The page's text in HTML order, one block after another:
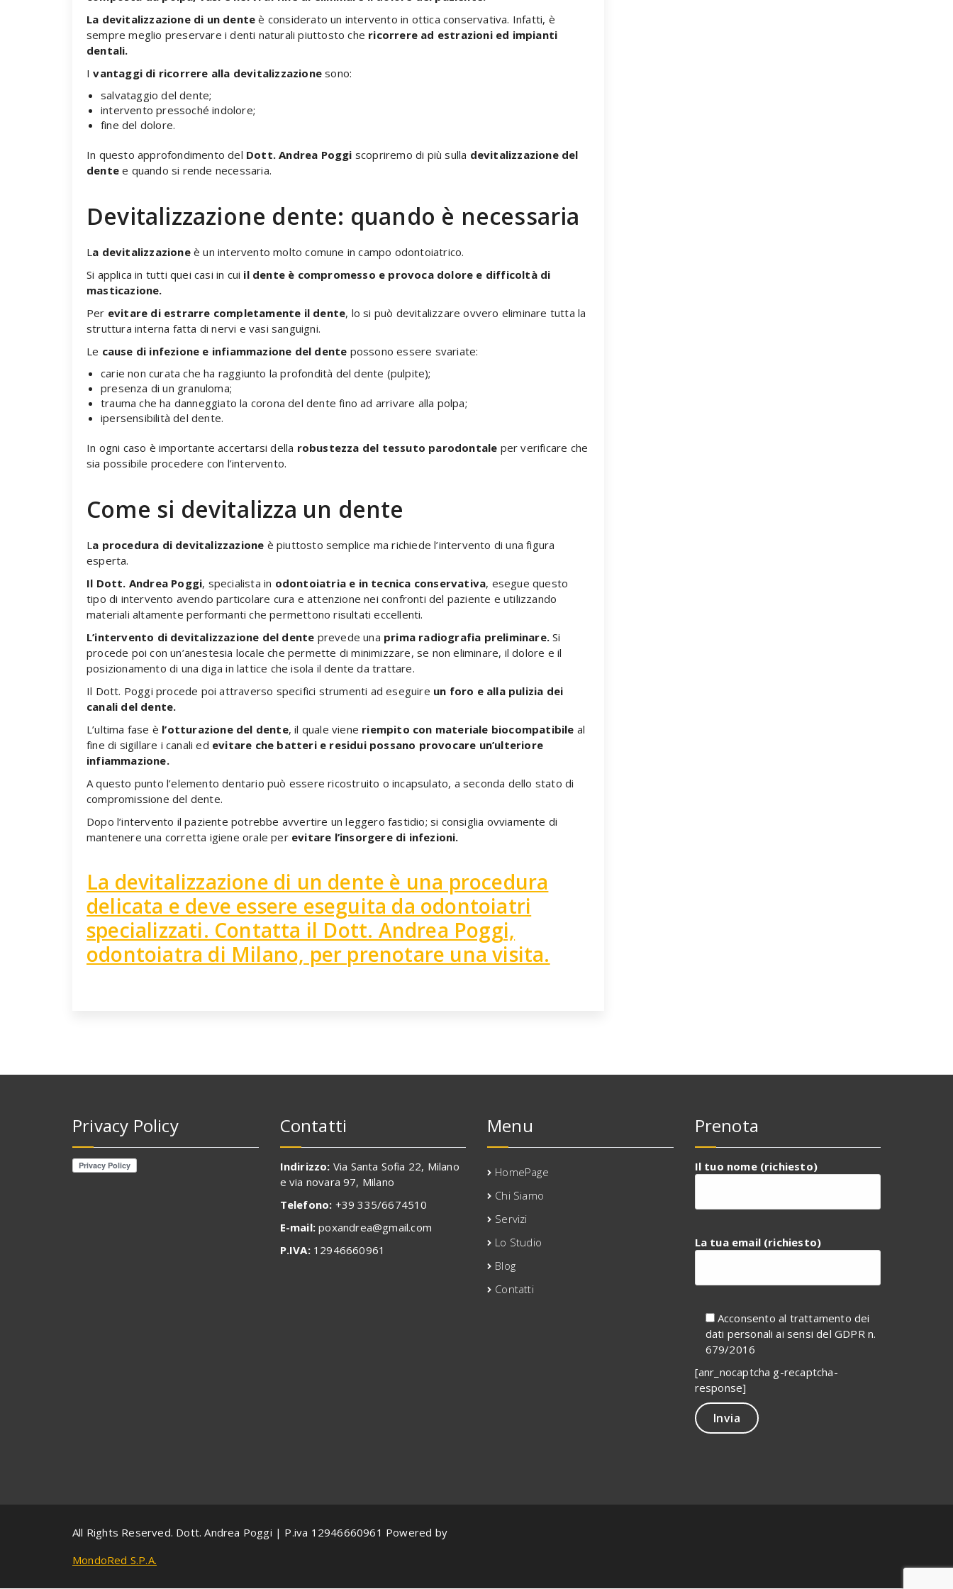
La devitalizzazione di un dente è considerato un intervento in ottica conservativa. Infatti, è
sempre meglio preservare i denti naturali piuttosto che ricorrere ad estrazioni ed impianti
dentali.
Ivantaggi di ricorrere alla devitalizzazione sono:
salvataggio del dente;
intervento pressoché indolore;
fine del dolore.
In questo approfondimento del Dott. Andrea Poggi scopriremo di più sulla devitalizzazione del
dentee quando si rende necessaria.
Devitalizzazione dente: quando è necessaria
L a devitalizzazioneè un intervento molto comune in campo odontoiatrico.
Si applica in tutti quei casi in cui il dente è compromesso e provoca dolore e difficoltà di
masticazione.
Per evitare di estrarre completamente il dente, lo si può devitalizzare ovvero eliminare tutta la
struttura interna fatta di nervi e vasi sanguigni.
Le cause di infezione e infiammazione del dente possono essere svariate:
carie non curata che ha raggiunto la profondità del dente (pulpite);
presenza di un granuloma;
trauma che ha danneggiato la corona del dente fino ad arrivare alla polpa;
ipersensibilità del dente.
In ogni caso è importante accertarsi della robustezza del tessuto parodontale per verificare che
sia possibile procedere con l’intervento.
Come si devitalizza un dente
L a procedura di devitalizzazione è piuttosto semplice ma richiede l’intervento di una figura
esperta.
Il Dott. Andrea Poggi, specialista in odontoiatria e in tecnica conservativa, esegue questo
tipo di intervento avendo particolare cura e attenzione nei confronti del paziente e utilizzando
materiali altamente performanti che permettono risultati eccellenti.
L’intervento di devitalizzazione del dente prevede una prima radiografia preliminare. Si
procede poi con un’anestesia locale che permette di minimizzare, se non eliminare, il dolore e il
posizionamento di una diga in lattice che isola il dente da trattare.
Il Dott. Poggi procede poi attraverso specifici strumenti ad eseguire un foro e alla pulizia dei
canali del dente.
L’ultima fase è l’otturazione del dente, il quale viene riempito con materiale biocompatibile al
fine di sigillare i canali ed evitare che batteri e residui possano provocare un’ulteriore
infiammazione.
A questo punto l’elemento dentario può essere ricostruito o incapsulato, a seconda dello stato di
compromissione del dente.
Dopo l’intervento il paziente potrebbe avvertire un leggero fastidio; si consiglia ovviamente di
mantenere una corretta igiene orale perevitare l’insorgere di infezioni.
La devitalizzazione di un dente è una procedura
delicata e deve essere eseguita da odontoiatri
specializzati. Contatta il Dott. Andrea Poggi,
odontoiatra di Milano, per prenotare una visita.
Privacy Policy Contatti
Indirizzo: Via Santa Sofia 22, Milano
e via novara 97, Milano
Telefono: +39 335/6674510
E-mail:poxandrea@gmail.com
P.IVA:12946660961
Menu
HomePage
Chi Siamo
Servizi
Lo Studio
Blog
Contatti
Prenota
Il tuo nome (richiesto)
La tua email (richiesto)
Acconsento al trattamento dei
dati personali ai sensi del GDPR n.
679/2016
[anr_nocaptcha g-recaptcha-
response]
All Rights Reserved. Dott. Andrea Poggi | P.iva 12946660961 Powered by
MondoRed S.P.A.